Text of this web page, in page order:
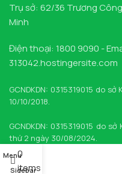
Trụ sở: 62/36 Trương Công
Minh
Điện thoại: 1800 9090 -
313042.hostingersite.com
GCNDKDN: 0315319015 do
10/10/2018.
GCNDKDN: 0315319015 do
thứ 2 ngày 30/08/2024.
Menu
Sidebar
0
items